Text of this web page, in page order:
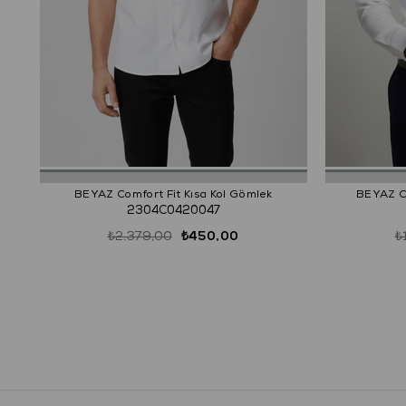
BEYAZ Comfort Fit Kısa Kol Gömlek
2304C0420047
₺450,00
₺2.379,00
BEYAZ